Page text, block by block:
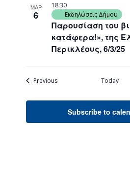
ΜΑΡ
6
Παρουσίαση του
κατάφερα!», της
Περικλέους, 6/3/25
18:30
Εκδηλώσεις Δήμου
PreviousEvents Today
Subscribe to